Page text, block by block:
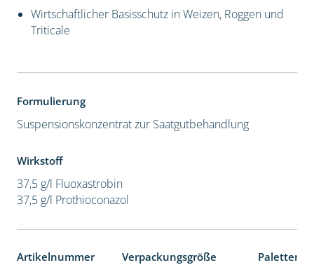
Wirtschaftlicher Basisschutz in Weizen, Roggen und
Triticale
Formulierung
Suspensionskonzentrat zur Saatgutbehandlung
Wirkstoff
37,5 g/l Fluoxastrobin
37,5 g/l Prothioconazol
Artikelnummer Verpackungsgröße